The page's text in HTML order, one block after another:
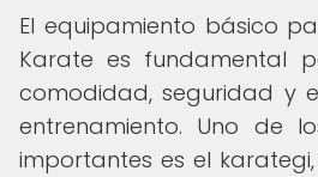
El equipamiento básico
Karate es fundamental
comodidad, seguridad y
entrenamiento. Uno de
importantes es el